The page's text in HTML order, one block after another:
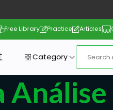
Free Library Practice Articles
Category